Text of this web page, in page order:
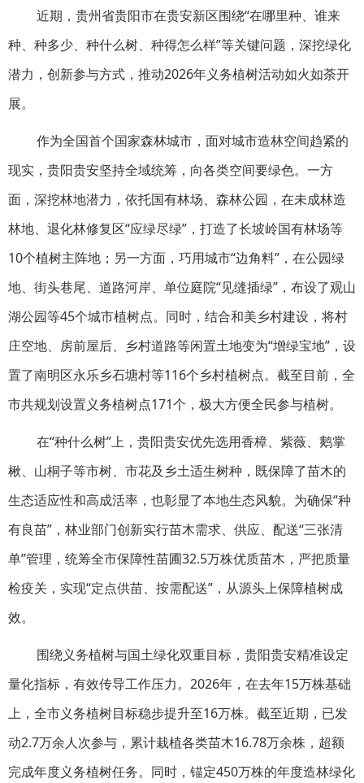
近期，贵州省贵阳市在贵安新区围绕“在哪里种、谁来
种、种多少、种什么树、种得怎么样”等关键问题，深挖绿化
潜力，创新参与方式，推动2026年义务植树活动如火如荼开
展。
作为全国首个国家森林城市，面对城市造林空间趋紧的
现实，贵阳贵安坚持全域统筹，向各类空间要绿色。一方
面，深挖林地潜力，依托国有林场、森林公园，在未成林造
林地、退化林修复区“应绿尽绿”，打造了长坡岭国有林场等
10个植树主阵地；另一方面，巧用城市“边角料”，在公园绿
地、街头巷尾、道路河岸、单位庭院“见缝插绿”，布设了观山
湖公园等45个城市植树点。同时，结合和美乡村建设，将村
庄空地、房前屋后、乡村道路等闲置土地变为“增绿宝地”，设
置了南明区永乐乡石塘村等116个乡村植树点。截至目前，全
市共规划设置义务植树点171个，极大方便全民参与植树。
在“种什么树”上，贵阳贵安优先选用香樟、紫薇、鹅掌
楸、山桐子等市树、市花及乡土适生树种，既保障了苗木的
生态适应性和高成活率，也彰显了本地生态风貌。为确保“种
有良苗”，林业部门创新实行苗木需求、供应、配送“三张清
单”管理，统筹全市保障性苗圃32.5万株优质苗木，严把质量
检疫关，实现“定点供苗、按需配送”，从源头上保障植树成
效。
围绕义务植树与国土绿化双重目标，贵阳贵安精准设定
量化指标，有效传导工作压力。2026年，在去年15万株基础
上，全市义务植树目标稳步提升至16万株。截至近期，已发
动2.7万余人次参与，累计栽植各类苗木16.78万余株，超额
完成年度义务植树任务。同时，锚定450万株的年度造林绿化